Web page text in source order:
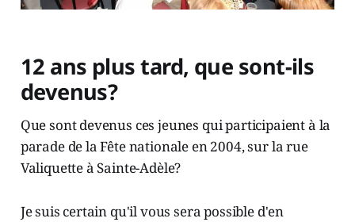
12 ans plus tard, que sont-ils
devenus?
Que sont devenus ces jeunes qui participaient à la
parade de la Fête nationale en 2004, sur la rue
Valiquette à Sainte-Adèle?
Je suis certain qu'il vous sera possible d'en